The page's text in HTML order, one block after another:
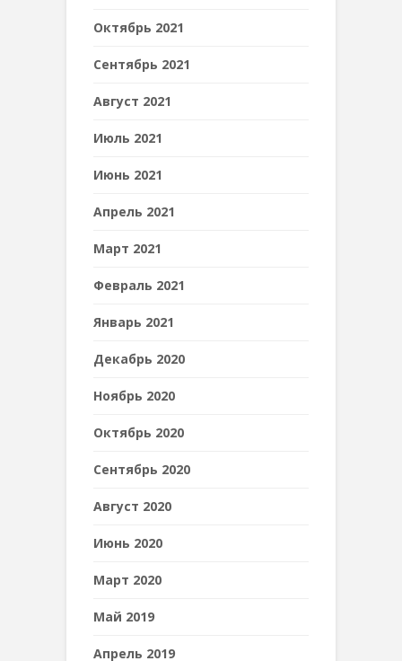
Октябрь 2021
Сентябрь 2021
Август 2021
Июль 2021
Июнь 2021
Апрель 2021
Март 2021
Февраль 2021
Январь 2021
Декабрь 2020
Ноябрь 2020
Октябрь 2020
Сентябрь 2020
Август 2020
Июнь 2020
Март 2020
Май 2019
Апрель 2019